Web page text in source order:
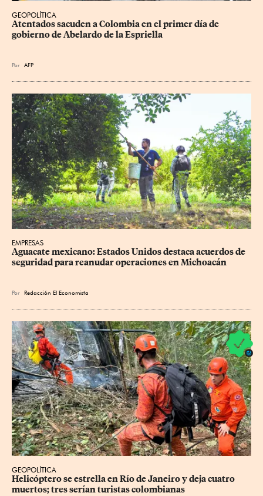
GEOPOLÍTICA
Atentados sacuden a Colombia en el primer día de
gobierno de Abelardo de la Espriella
Por AFP
EMPRESAS
Aguacate mexicano: Estados Unidos destaca acuerdos de
seguridad para reanudar operaciones en Michoacán
Por Redacción El Economista
GEOPOLÍTICA
Helicóptero se estrella en Río de Janeiro y deja cuatro
muertos; tres serían turistas colombianas